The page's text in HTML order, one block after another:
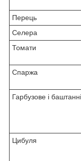
Перець
Селера
Томати
Спаржа
Гарбузове і баштанні
Цибуля